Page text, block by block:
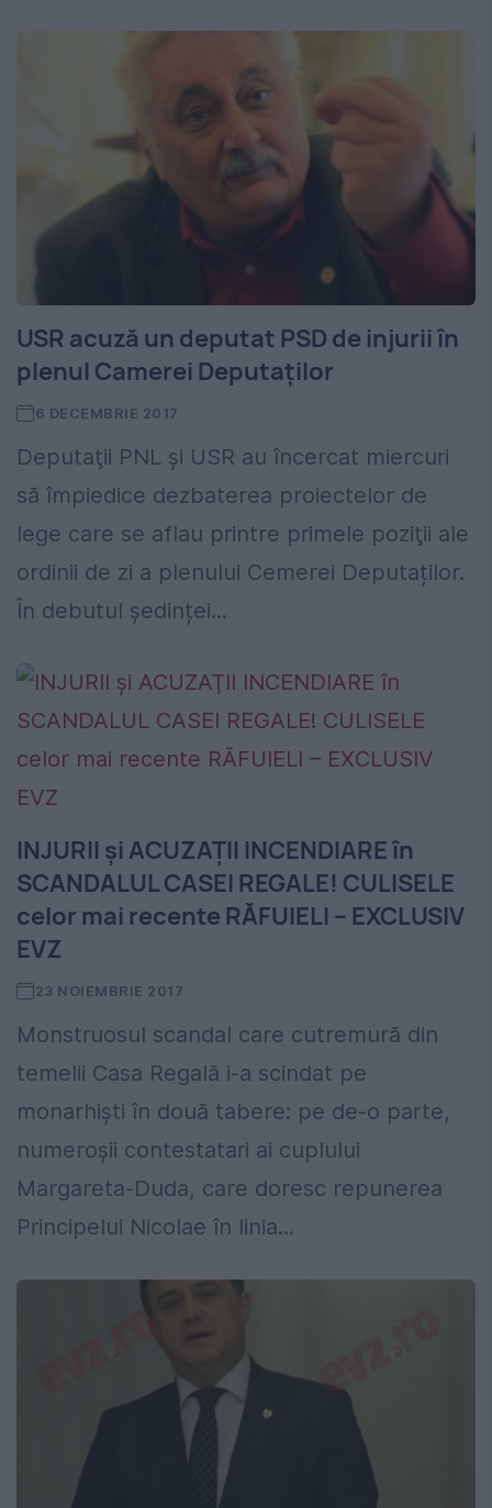
USR acuză un deputat PSD de injurii în
plenul Camerei Deputaților
6 DECEMBRIE 2017
Deputaţii PNL şi USR au încercat miercuri
să împiedice dezbaterea proiectelor de
lege care se aflau printre primele poziţii ale
ordinii de zi a plenului Cemerei Deputaților.
În debutul ședinței...
INJURII şi ACUZAŢII INCENDIARE în
SCANDALUL CASEI REGALE! CULISELE
celor mai recente RĂFUIELI – EXCLUSIV
EVZ
23 NOIEMBRIE 2017
Monstruosul scandal care cutremură din
temelii Casa Regală i-a scindat pe
monarhişti în două tabere: pe de-o parte,
numeroşii contestatari ai cuplului
Margareta-Duda, care doresc repunerea
Principelui Nicolae în linia...